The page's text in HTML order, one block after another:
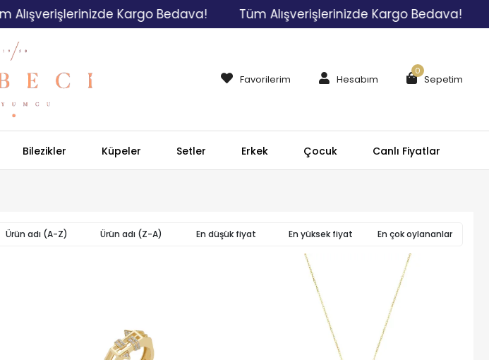
Kargo Bedava! Tüm Alışverişlerinizde Kargo Bedava!
Favorilerim Hesabım Sepetim
0
Bilezikler Küpeler Setler Erkek Çocuk Canlı Fiyatlar
Ürün adı (A-Z) Ürün adı (Z-A) En düşük fiyat En yüksek fiyat En çok oylananlar